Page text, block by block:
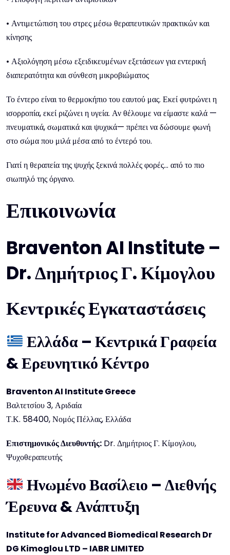
• Αντιμετώπιση του στρες μέσω θεραπευτικών πρακτικών και
κίνησης
• Αξιολόγηση μέσω εξειδικευμένων εξετάσεων για εντερική
διαπερατότητα και σύνθεση μικροβιώματος
Το έντερο είναι το θερμοκήπιο του εαυτού μας. Εκεί φυτρώνει η
ισορροπία, εκεί ριζώνει η υγεία. Αν θέλουμε να είμαστε καλά —
πνευματικά, σωματικά και ψυχικά— πρέπει να δώσουμε φωνή
στο σώμα που μιλά μέσα από το έντερό του.
Γιατί η θεραπεία της ψυχής ξεκινά πολλές φορές… από το πιο
σιωπηλό της όργανο.
Επικοινωνία
Braventon AI Institute –
Dr. Δημήτριος Γ. Κίμογλου
Κεντρικές Εγκαταστάσεις
Ελλάδα – Κεντρικά Γραφεία
& Ερευνητικό Κέντρο
Braventon AI Institute Greece
Βαλτετσίου 3, Αριδαία
Τ.Κ. 58400, Νομός Πέλλας, Ελλάδα
Επιστημονικός Διευθυντής: Dr. Δημήτριος Γ. Κίμογλου,
Ψυχοθεραπευτής
Ηνωμένο Βασίλειο – Διεθνής
Έρευνα & Ανάπτυξη
Institute for Advanced Biomedical Research Dr
DG Kimoglou LTD – IABR LIMITED